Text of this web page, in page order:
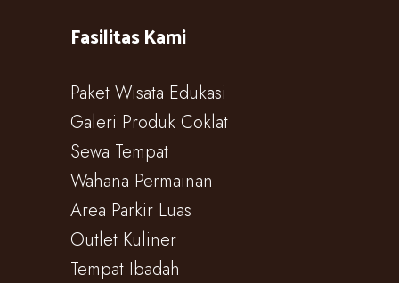
Fasilitas Kami
Paket Wisata Edukasi
Galeri Produk Coklat
Sewa Tempat
Wahana Permainan
Area Parkir Luas
Outlet Kuliner
Tempat Ibadah